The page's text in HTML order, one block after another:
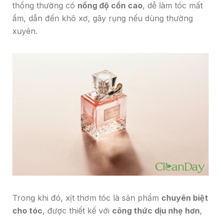
thống thường có nồng độ cồn cao, dễ làm tóc mất
ẩm, dẫn đến khô xơ, gãy rụng nếu dùng thường
xuyên.
Trong khi đó, xịt thơm tóc là sản phẩm chuyên biệt
cho tóc, được thiết kế với công thức dịu nhẹ hơn,